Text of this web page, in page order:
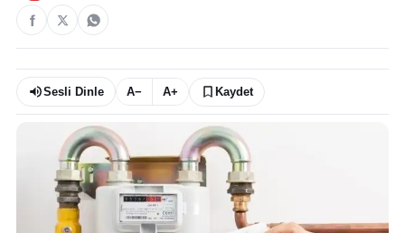
Sesli Dinle A− A+ Kaydet